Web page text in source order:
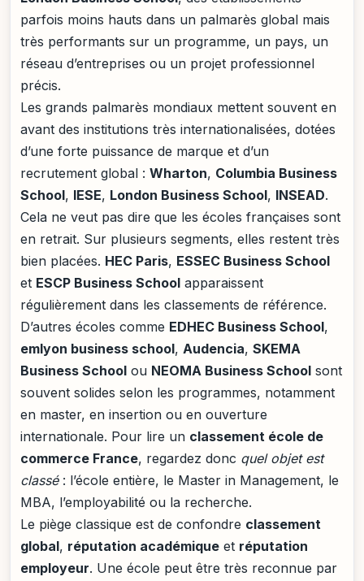
parfois moins hauts dans un palmarès global mais
très performants sur un programme, un pays, un
réseau d’entreprises ou un projet professionnel
précis.
Les grands palmarès mondiaux mettent souvent en
avant des institutions très internationalisées, dotées
d’une forte puissance de marque et d’un
recrutement global : Wharton, Columbia Business
School, IESE, London Business School, INSEAD.
Cela ne veut pas dire que les écoles françaises sont
en retrait. Sur plusieurs segments, elles restent très
bien placées. HEC Paris, ESSEC Business School
et ESCP Business School apparaissent
régulièrement dans les classements de référence.
D’autres écoles comme EDHEC Business School,
emlyon business school, Audencia, SKEMA
Business School ou NEOMA Business School sont
souvent solides selon les programmes, notamment
en master, en insertion ou en ouverture
internationale. Pour lire un classement école de
commerce France, regardez donc quel objet est
classé: l’école entière, le Master in Management, le
MBA, l’employabilité ou la recherche.
Le piège classique est de confondre classement
global, réputation académique et réputation
employeur. Une école peut être très reconnue par